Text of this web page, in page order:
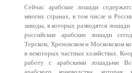
Сейчас арабские лошади
многих странах, в том числе и
заводы, в которых разводятся
российские арабские лошади
Терском, Хреновском и Московском
в некоторых частных хозяйствах.
работу с арабскими лошадьми